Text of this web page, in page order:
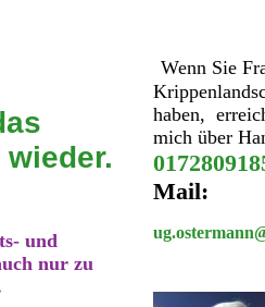
und
nur zu
Wenn Sie
haben,
mich über
Mail: